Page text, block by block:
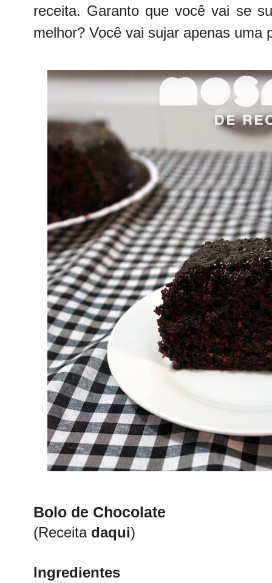
receita. Garanto que você vai se
melhor? Você vai sujar apenas uma
Bolo de Chocolate
(Receita daqui)
Ingredientes